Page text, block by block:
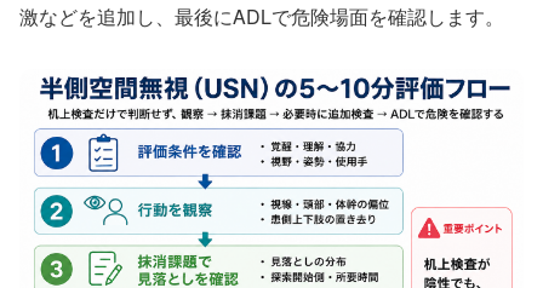
激などを追加し、最後にADLで危険場面を確認します。